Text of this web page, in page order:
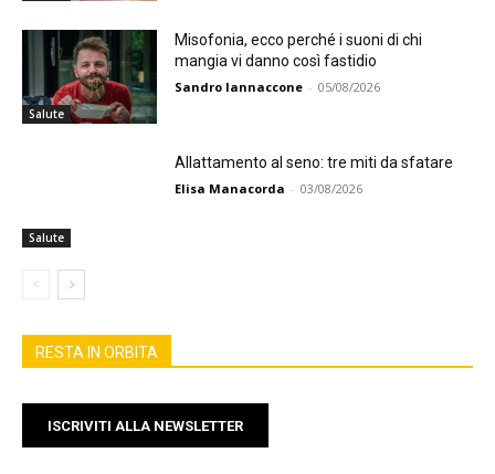
Salute
Misofonia, ecco perché i suoni di chi
mangia vi danno così fastidio
Sandro Iannaccone - 05/08/2026
Salute
Allattamento al seno: tre miti da sfatare
Elisa Manacorda - 03/08/2026
RESTA IN ORBITA
ISCRIVITI ALLA NEWSLETTER